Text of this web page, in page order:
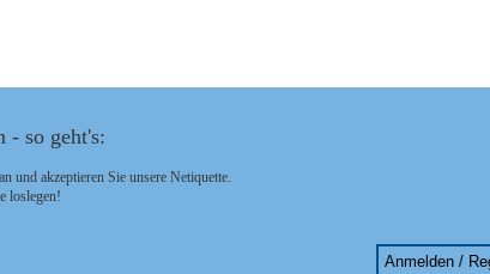
- so geht's:
und akzeptieren Sie unsere Netiquette.
loslegen!
Anmelden /